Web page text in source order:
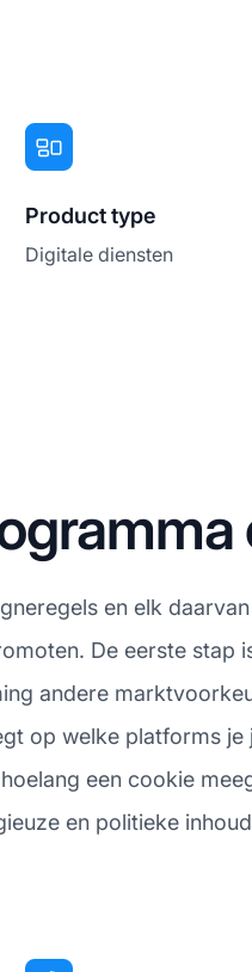
Product type
Digitale diensten
en elk
De eerste
andere
op welke platforms
een cookie
en politieke